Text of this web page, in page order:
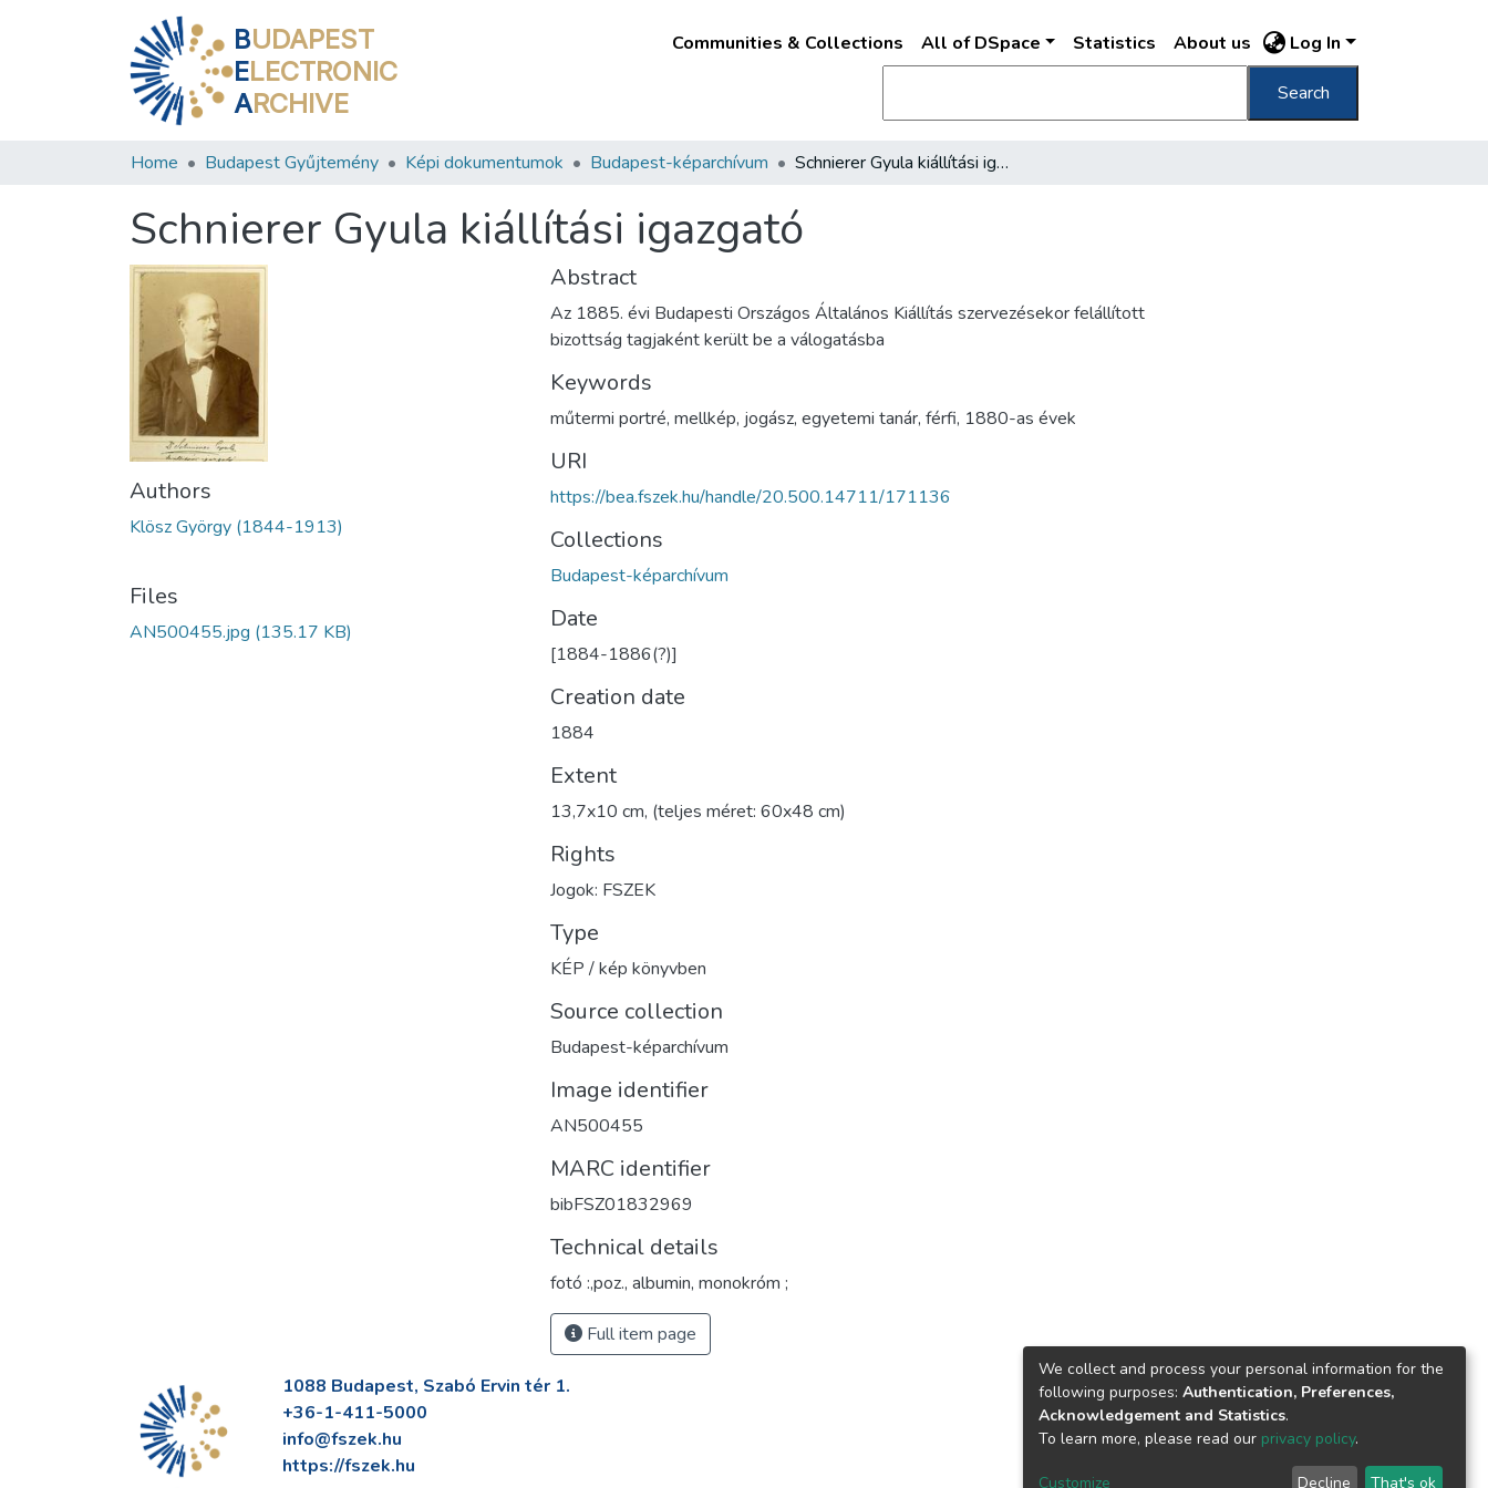
BUDAPEST
ELECTRONIC
ARCHIVE
Communities & Collections All of DSpace Statistics About us Log In
Search
Home Budapest Gyűjtemény Képi dokumentumok Budapest-képarchívum Schnierer Gyula kiállítási igazgató
Schnierer Gyula kiállítási igazgató
Authors
Klösz György (1844-1913)
Files
AN500455.jpg (135.17 KB)
Abstract
Az 1885. évi Budapesti Országos Általános Kiállítás szervezésekor felállított
bizottság tagjaként került be a válogatásba
Keywords
műtermi portré, mellkép, jogász, egyetemi tanár, férfi, 1880-as évek
URI
https://bea.fszek.hu/handle/20.500.14711/171136
Collections
Budapest-képarchívum
Date
[1884-1886(?)]
Creation date
1884
Extent
13,7x10 cm, (teljes méret: 60x48 cm)
Rights
Jogok: FSZEK
Type
KÉP / kép könyvben
Source collection
Budapest-képarchívum
Image identifier
AN500455
MARC identifier
bibFSZ01832969
Technical details
fotó :,poz., albumin, monokróm ;
Full item page
1088 Budapest, Szabó Ervin tér 1.
+36-1-411-5000
info@fszek.hu
https://fszek.hu
We collect and process your personal information for the
following purposes: Authentication, Preferences,
Acknowledgement and Statistics.
To learn more, please read our privacy policy.
Customize Decline That's ok